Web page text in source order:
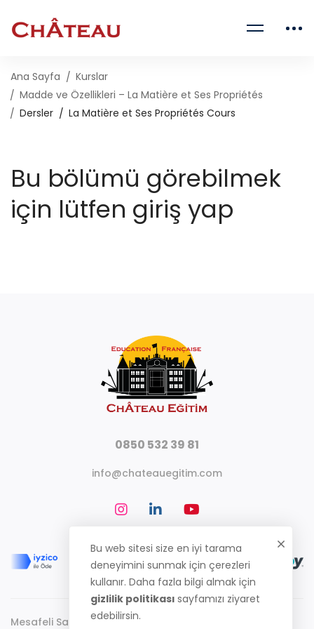
Ana Sayfa
Kurslar
Madde ve Özellikleri – La Matière et Ses Propriétés
Dersler
La Matière et Ses Propriétés Cours
Bu bölümü görebilmek
için lütfen giriş yap
0850 532 39 81
info@chateauegitim.com
Mesafeli Satış Sözleşmesi
Bu web sitesi size en iyi tarama
deneyimini sunmak için çerezleri
kullanır. Daha fazla bilgi almak için
gizlilik politikası sayfamızı ziyaret
edebilirsin.